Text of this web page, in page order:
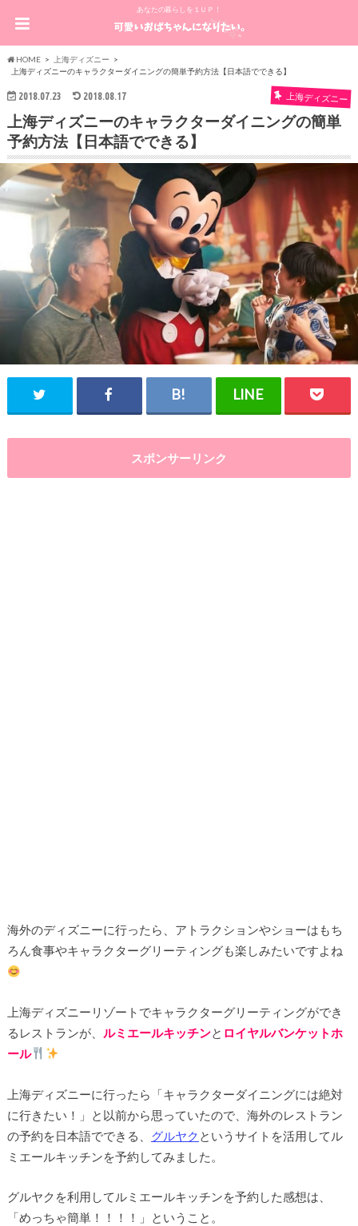
あなたの暮らしを１ＵＰ！
HOME
上海ディズニー
上海ディズニーのキャラクターダイニングの簡単予約方法【日本語でできる】
2018.07.23 2018.08.17 上海ディズニー
上海ディズニーのキャラクターダイニングの簡単
予約方法【日本語でできる】
スポンサーリンク
海外のディズニーに行ったら、アトラクションやショーはもち
ろん食事やキャラクターグリーティングも楽しみたいですよね
上海ディズニーリゾートでキャラクターグリーティングができ
るレストランが、 ルミエールキッチンと ロイヤルバンケットホ
ール
上海ディズニーに行ったら「キャラクターダイニングには絶対
に行きたい！」と以前から思っていたので、海外のレストラン
の予約を日本語でできる、 グルヤク というサイトを活用してル
ミエールキッチンを予約してみました。
グルヤクを利用してルミエールキッチンを予約した感想は、
「めっちゃ簡単！！！！」ということ。